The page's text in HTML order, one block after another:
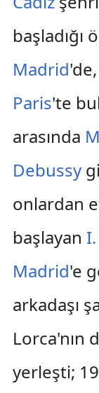
başladığı
Madrid
Paris'te
arasında
Debussy
onlardan
başlayan
Madrid'e
arkadaşı
Lorca'nın
yerleşti;